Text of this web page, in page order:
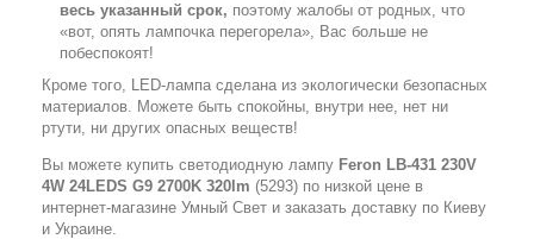
весь указанный срок, поэтому жалобы от родных, что
«вот, опять лампочка перегорела», Вас больше не
побеспокоят!
Кроме того, LED-лампа сделана из экологически безопасных
материалов. Можете быть спокойны, внутри нее, нет ни
ртути, ни других опасных веществ!
Вы можете купить светодиодную лампу Feron LB-431 230V
4W 24LEDS G9 2700K 320lm (5293) по низкой цене в
интернет-магазине Умный Свет и заказать доставку по Киеву
и Украине.